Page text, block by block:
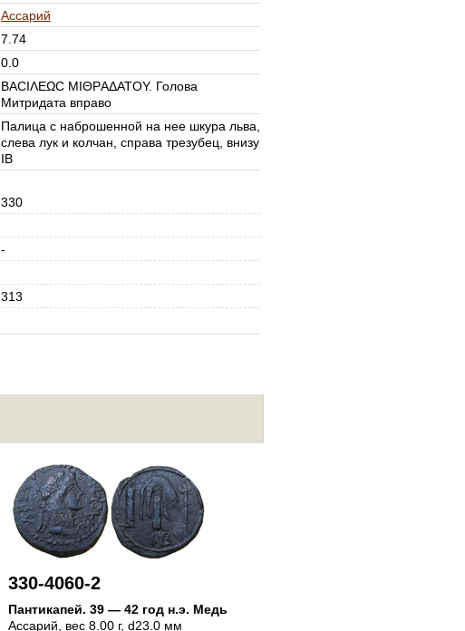
Ассарий
7.74
0.0
ΒΑCΙΛΕΩC ΜΙΘΡАΔΑΤΟΥ. Голова
Митридата вправо
Палица с наброшенной на нее шкура льва,
слева лук и колчан, справа трезубец, внизу
ΙΒ
330
-
313
330-4060-2
Пантикапей. 39 — 42 год н.э. Медь
Ассарий , вес 8.00 г, d23.0 мм